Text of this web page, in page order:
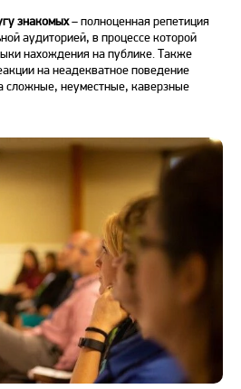
знакомых– полноценная репетиция
аудиторией, в процессе которой
нахождения на публике. Также
на неадекватное поведение
сложные, неуместные, каверзные